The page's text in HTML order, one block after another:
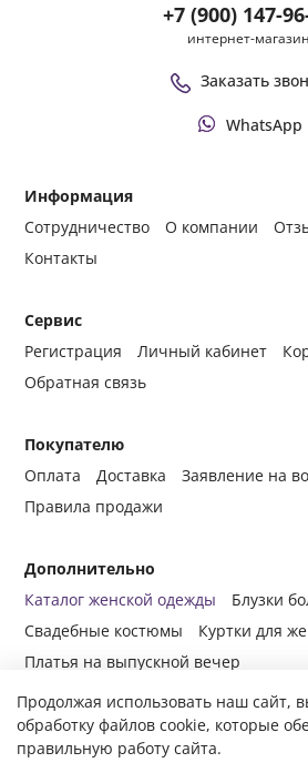
Информация
Сотрудничество
О компании
Контакты
Сервис
Регистрация
Личный кабинет
Обратная связь
Покупателю
Оплата
Доставка
Заявление на
Правила продажи
Дополнительно
Каталог женской одежды
Блузки
Свадебные костюмы
Куртки для
Платья на выпускной вечер
+7 (900) 147-
интернет-магазин
Заказать
WhatsApp
© 2014-2024 Все права защищены.
Продолжая использовать наш сайт,
обработку файлов cookie, которые
правильную работу сайта.